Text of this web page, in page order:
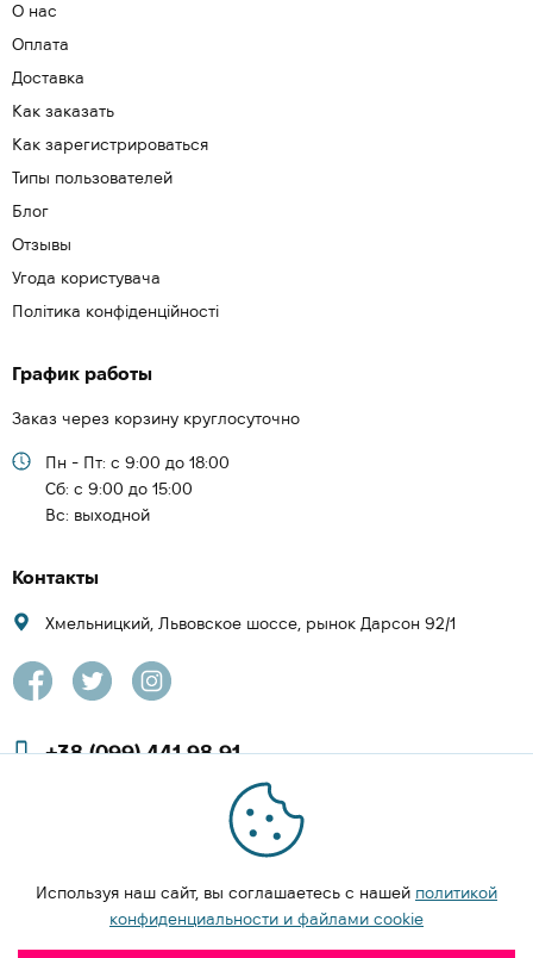
О нас
Оплата
Доставка
Как заказать
Как зарегистрироваться
Типы пользователей
Блог
Отзывы
Угода користувача
Політика конфіденційності
График работы
Заказ через корзину круглосуточно
Пн - Пт: с 9:00 до 18:00
Cб: с 9:00 до 15:00
Вс: выходной
Контакты
Хмельницкий, Львовское шоссе, рынок Дарсон 92/1
+38 (099) 441 98 91
+38 (097) 423 08 00
zachesa86@gmail.com
ЗАКАЗАТЬ ЗВОНОК
Используя наш сайт, вы соглашаетесь с нашей политикой
конфиденциальности и файлами cookie